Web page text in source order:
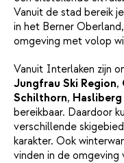
Vanuit de stad bereik
in het Berner
omgeving met volop
Vanuit Interlaken zijn
Jungfrau Ski Region,
Schilthorn, Hasliberg
bereikbaar. Daardoor
verschillende
karakter. Ook
vinden in de